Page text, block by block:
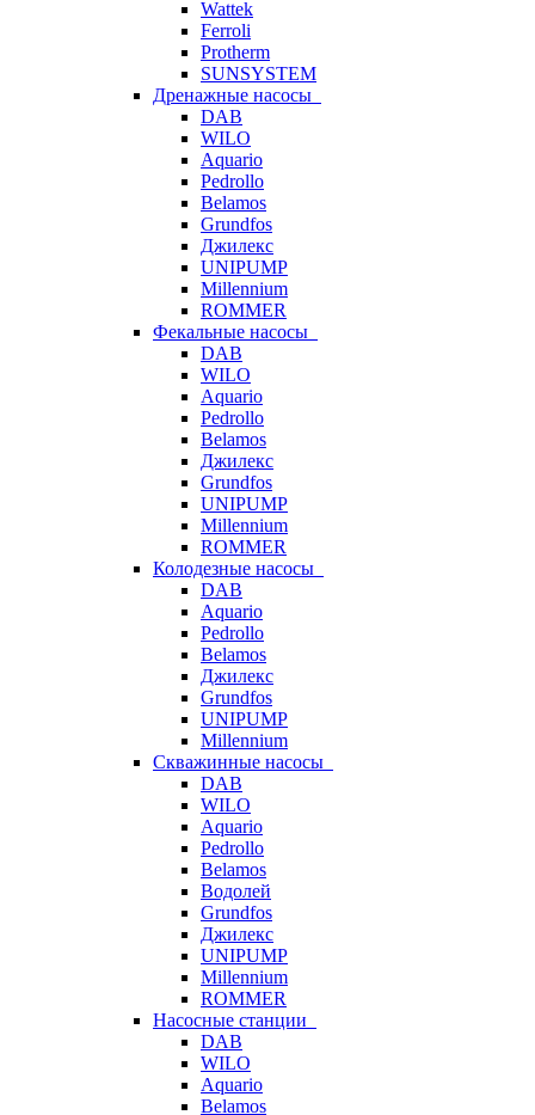
Wattek
Ferroli
Protherm
SUNSYSTEM
Дренажные насосы
DAB
WILO
Aquario
Pedrollo
Belamos
Grundfos
Джилекс
UNIPUMP
Millennium
ROMMER
Фекальные насосы
DAB
WILO
Aquario
Pedrollo
Belamos
Джилекс
Grundfos
UNIPUMP
Millennium
ROMMER
Колодезные насосы
DAB
Aquario
Pedrollo
Belamos
Джилекс
Grundfos
UNIPUMP
Millennium
Скважинные насосы
DAB
WILO
Aquario
Pedrollo
Belamos
Водолей
Grundfos
Джилекс
UNIPUMP
Millennium
ROMMER
Насосные станции
DAB
WILO
Aquario
Belamos